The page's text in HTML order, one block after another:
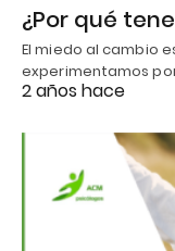
¿Por qué
El miedo al cambio
experimentamos
2 años hace